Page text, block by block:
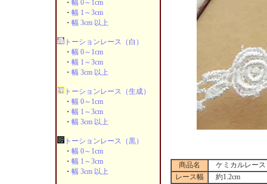
・ 幅 0～1cm
・ 幅 1～3cm
・ 幅 3cm 以上
トーションレース（白）
・ 幅 0～1cm
・ 幅 1～3cm
・ 幅 3cm 以上
トーションレース（生成）
・ 幅 0～1cm
・ 幅 1～3cm
・ 幅 3cm 以上
トーションレース（黒）
・ 幅 0～1cm
・ 幅 1～3cm
・ 幅 3cm 以上
商品名
ケミカルレー
レース幅
約1.2cm